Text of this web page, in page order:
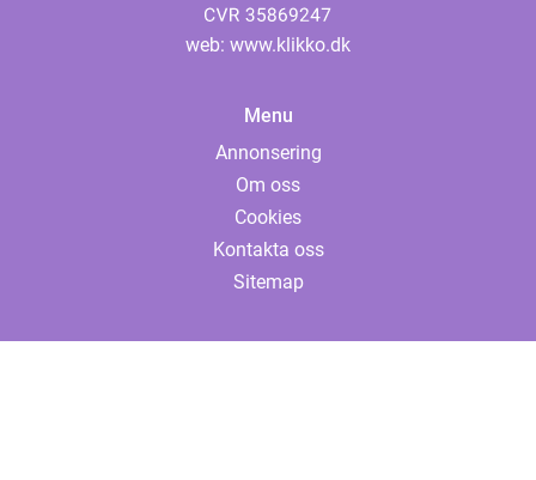
web: www.klikko.dk
Menu
Annonsering
Om oss
Cookies
Kontakta oss
Sitemap